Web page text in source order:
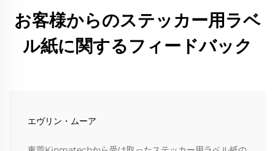
お客様からのステッカー用ラベ
ル紙に関するフィードバック
エヴリン・ムーア